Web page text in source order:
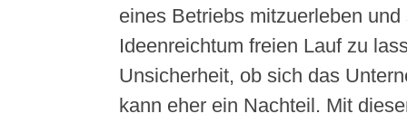
eines Betriebs mitzuerleben und
Ideenreichtum freien Lauf zu
Unsicherheit, ob sich das
kann eher ein Nachteil. Mit